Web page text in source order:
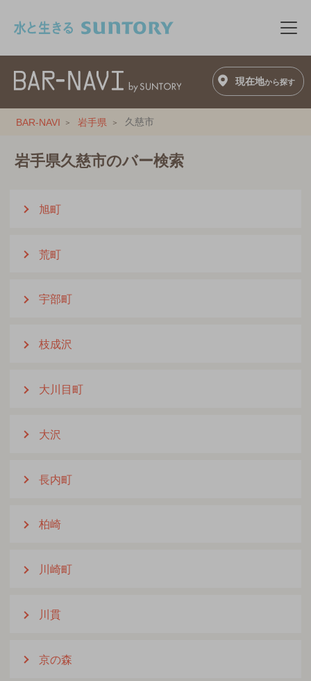
メ
現在地から探す
BAR-NAVI 岩手県 久慈市
岩手県久慈市のバー検索
旭町
荒町
宇部町
枝成沢
大川目町
大沢
長内町
柏崎
川崎町
川貫
京の森